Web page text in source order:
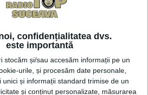
confidențialitatea dvs.
este importantă
stocăm și/sau accesăm informații pe un
urile, și procesăm date personale,
și informații standard trimise de un
și conținut personalizate, măsurarea
privind contrabanda cu
arme de vînătoare aduse
braconaj
10 APRILIE, 2025